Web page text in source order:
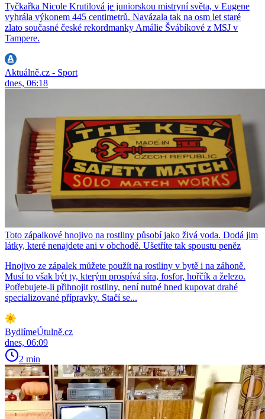
Tyčkařka Nicole Krutilová je juniorskou mistryní světa, v Eugene
vyhrála výkonem 445 centimetrů. Navázala tak na osm let staré
zlato současné české rekordmanky Amálie Švábíkové z MSJ v
Tampere.
Aktuálně.cz - Sport
dnes, 06:18
Toto zápalkové hnojivo na rostliny působí jako živá voda. Dodá jim
látky, které nenajdete ani v obchodě. Ušetříte tak spoustu peněz
Hnojivo ze zápalek můžete použít na rostliny v bytě i na záhoně.
Musí to však být ty, kterým prospívá síra, fosfor, hořčík a železo.
Potřebujete-li přihnojit rostliny, není nutné hned kupovat drahé
specializované přípravky. Stačí se...
BydlímeÚtulně.cz
dnes, 06:09
2 min